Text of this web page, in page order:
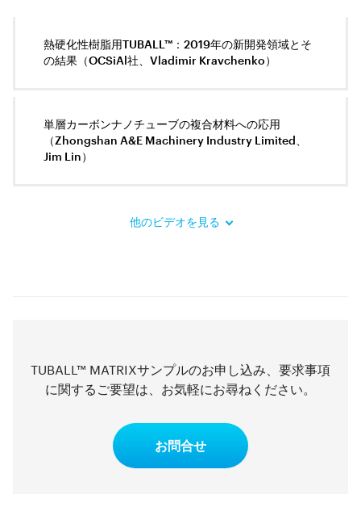
熱硬化性樹脂用TUBALL™：2019年の新開発領域とそ
の結果（OCSiAl社、Vladimir Kravchenko）
単層カーボンナノチューブの複合材料への応用
（Zhongshan A&E Machinery Industry Limited、
Jim Lin）
他のビデオを見る
TUBALL™ MATRIXサンプルのお申し込み、要求事項
に関するご要望は、お気軽にお尋ねください。
お問合せ